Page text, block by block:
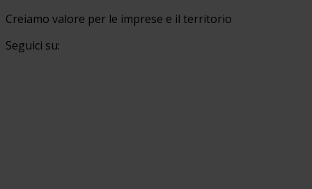
Creiamo valore per le imprese e il territorio
Seguici su: